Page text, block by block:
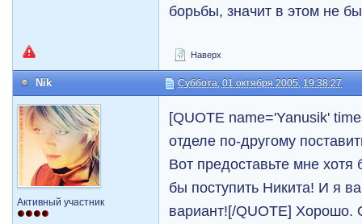
борьбы, значит в этом не
Наверх
Nik Суббота, 01 октября 2005, 19:38:27
Активный участник
[QUOTE name='Yanusik'
отделе по-другому
Вот предоставьте мне
бы поступить Никита! И я
вариант![/QUOTE]